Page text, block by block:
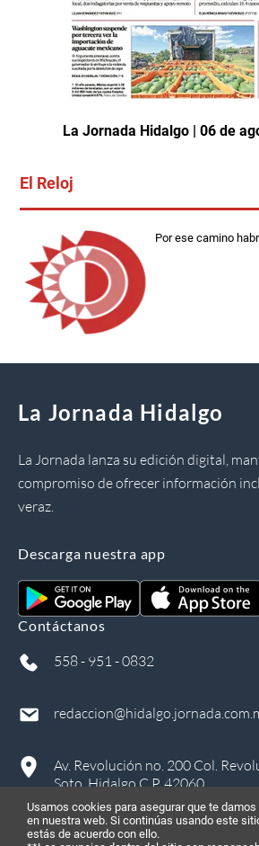
La Jornada Hidalgo | 06 de
El Reloj
Por ese camino
La Jornada Hidalgo
La Jornada lanza su edición digital,
compromiso de ofrecer información
veraz.
Descarga nuestra app
Contáctanos
558 - 951 - 0832
Av. Revolución no. 200 Col.
Soto, Hidalgo C.P. 42060
Usamos cookies para asegurar que te
en nuestra web. Si continúas usando este
estás de acuerdo con ello.